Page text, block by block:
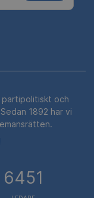
partipolitiskt och
1892 har vi
6451